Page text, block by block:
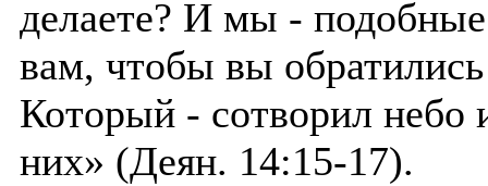
делаете? И мы -
вам, чтобы вы
Который - сотворил небо
них» (Деян. 14:15-17).